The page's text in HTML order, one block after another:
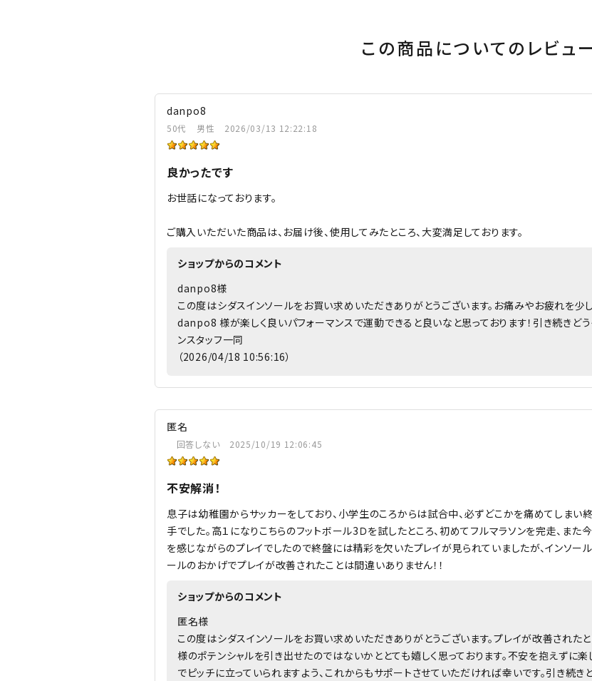
この商品についてのレビュ
danpo8
50代 男性 2026/03/13 12:22:18
良かったです
お世話になっております。
ご購入いただいた商品は、お届け後、使用してみたところ、大変満足しております。
ショップからのコメント
danpo8様
この度はシダスインソールをお買い求めいただきありがとうございます。お痛みやお疲れを少
danpo8 様が楽しく良いパフォーマンスで運動できると良いなと思っております！引き続きどう
ンスタッフ一同
（2026/04/18 10:56:16）
匿名
回答しない 2025/10/19 12:06:45
不安解消！
息子は幼稚園からサッカーをしており、小学生のころからは試合中、必ずどこかを痛めてしま
手でした。高１になりこちらのフットボール3Ｄを試したところ、初めてフルマラソンを完走、また
を感じながらのプレイでしたので終盤には精彩を欠いたプレイが見られていましたが、インソー
ールのおかげでプレイが改善されたことは間違いありません！！
ショップからのコメント
匿名様
この度はシダスインソールをお買い求めいただきありがとうございます。プレイが改善された
様のポテンシャルを引き出せたのではないかととても嬉しく思っております。不安を抱えずに
でピッチに立っていられますよう、これからもサポートさせていただければ幸いです。引き続き